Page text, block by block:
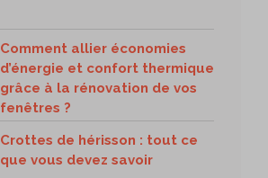
Comment allier économies
d’énergie et confort thermique
grâce à la rénovation de vos
fenêtres ?
Crottes de hérisson : tout ce
que vous devez savoir